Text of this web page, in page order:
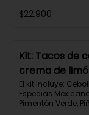
Mozzarella
Grasas 30g |
$22.900
Kit: Tacos de
crema de
especias-17
El kit incluye:
Especias
Pimentón Verde,